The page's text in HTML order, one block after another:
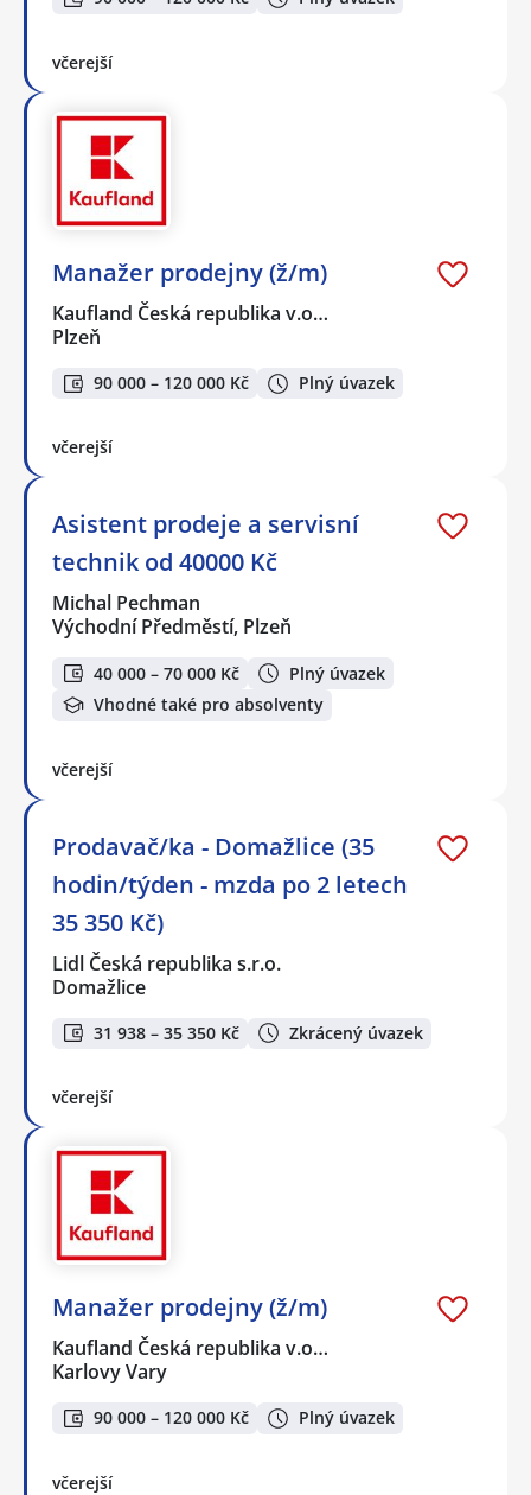
včerejší
Manažer prodejny (ž/m)
Kaufland Česká republika v.o…
Plzeň
90 000 – 120 000 Kč Plný úvazek
včerejší
Asistent prodeje a servisní
technik od 40000 Kč
Michal Pechman
Východní Předměstí, Plzeň
40 000 – 70 000 Kč
Plný úvazek
Vhodné také pro absolventy
včerejší
Prodavač/ka - Domažlice (35
hodin/týden - mzda po 2 letech
35 350 Kč)
Lidl Česká republika s.r.o.
Domažlice
31 938 – 35 350 Kč Zkrácený úvazek
včerejší
Manažer prodejny (ž/m)
Kaufland Česká republika v.o…
Karlovy Vary
90 000 – 120 000 Kč Plný úvazek
včerejší